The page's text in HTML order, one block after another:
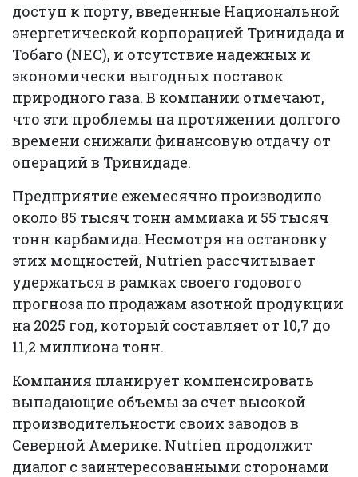
доступ к порту, введенные Национальной
энергетической корпорацией Тринидада и
Тобаго (NEC), и отсутствие надежных и
экономически выгодных поставок
природного газа. В компании отмечают,
что эти проблемы на протяжении долгого
времени снижали финансовую отдачу от
операций в Тринидаде.
Предприятие ежемесячно производило
около 85 тысяч тонн аммиака и 55 тысяч
тонн карбамида. Несмотря на остановку
этих мощностей, Nutrien рассчитывает
удержаться в рамках своего годового
прогноза по продажам азотной продукции
на 2025 год, который составляет от 10,7 до
11,2 миллиона тонн.
Компания планирует компенсировать
выпадающие объемы за счет высокой
производительности своих заводов в
Северной Америке. Nutrien продолжит
диалог с заинтересованными сторонами